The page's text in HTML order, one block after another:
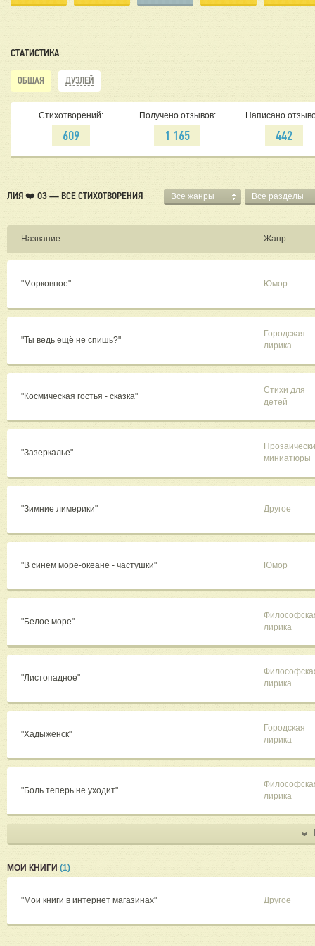
СТАТИСТИКА
ОБЩАЯ ДУЭЛЕЙ
Стихотворений:
609
Получено отзывов:
1 165
Написано
442
ЛИЯ ❤️ ОЗ — ВСЕ СТИХОТВОРЕНИЯ Все жанры Все разделы
Название Жанр
"Морковное" Юмор
"Ты ведь ещё не спишь?"
Городская
лирика
"Космическая гостья - сказка"
Стихи для
детей
"Зазеркалье"
миниатюры
"Зимние лимерики" Другое
"В синем море-океане - частушки" Юмор
"Белое море"
лирика
"Листопадное"
лирика
"Хадыженск"
Городская
лирика
"Боль теперь не уходит"
лирика
МОИ КНИГИ (1)
"Мои книги в интернет магазинах" Другое